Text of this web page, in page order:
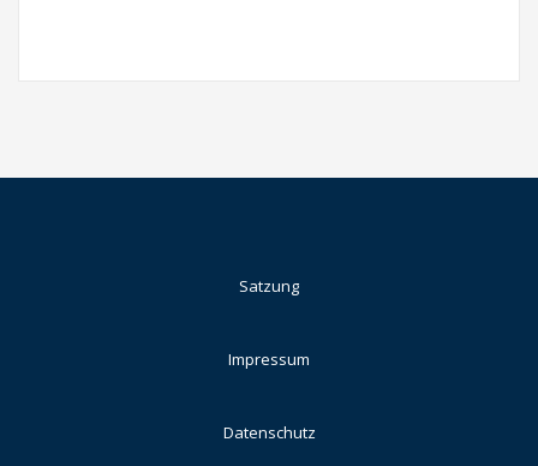
Satzung
Impressum
Datenschutz